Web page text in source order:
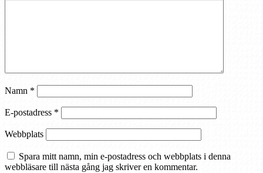
Namn *
E-postadress *
Webbplats
Spara mitt namn, min e-postadress och webbplats i denna
webbläsare till nästa gång jag skriver en kommentar.